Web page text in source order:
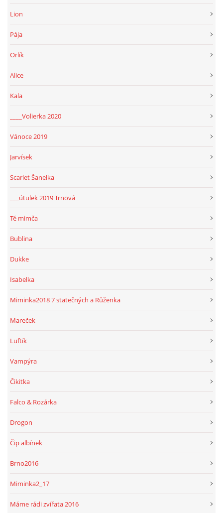
Lion
Pája
Orlík
Alice
Kala
____Volierka 2020
Vánoce 2019
Jarvísek
Scarlet Šanelka
___útulek 2019 Trnová
Té mimča
Bublina
Dukke
Isabelka
Miminka2018 7 statečných a Růženka
Mareček
Luftík
Vampýra
Čikitka
Falco & Rozárka
Drogon
Čip albínek
Brno2016
Miminka2_17
Máme rádi zvířata 2016